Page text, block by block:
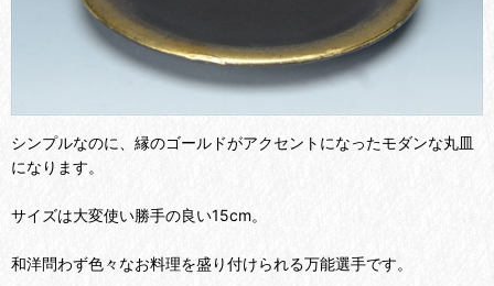
シンプルなのに、縁のゴールドがアクセントになったモダンな丸皿
になります。
サイズは大変使い勝手の良い15cm。
和洋問わず色々なお料理を盛り付けられる万能選手です。